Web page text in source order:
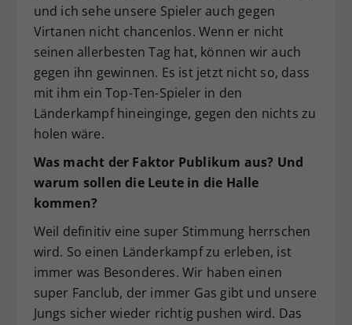
und ich sehe unsere Spieler auch gegen
Virtanen nicht chancenlos. Wenn er nicht
seinen allerbesten Tag hat, können wir auch
gegen ihn gewinnen. Es ist jetzt nicht so, dass
mit ihm ein Top-Ten-Spieler in den
Länderkampf hineinginge, gegen den nichts zu
holen wäre.
Was macht der Faktor Publikum aus? Und
warum sollen die Leute in die Halle
kommen?
Weil definitiv eine super Stimmung herrschen
wird. So einen Länderkampf zu erleben, ist
immer was Besonderes. Wir haben einen
super Fanclub, der immer Gas gibt und unsere
Jungs sicher wieder richtig pushen wird. Das